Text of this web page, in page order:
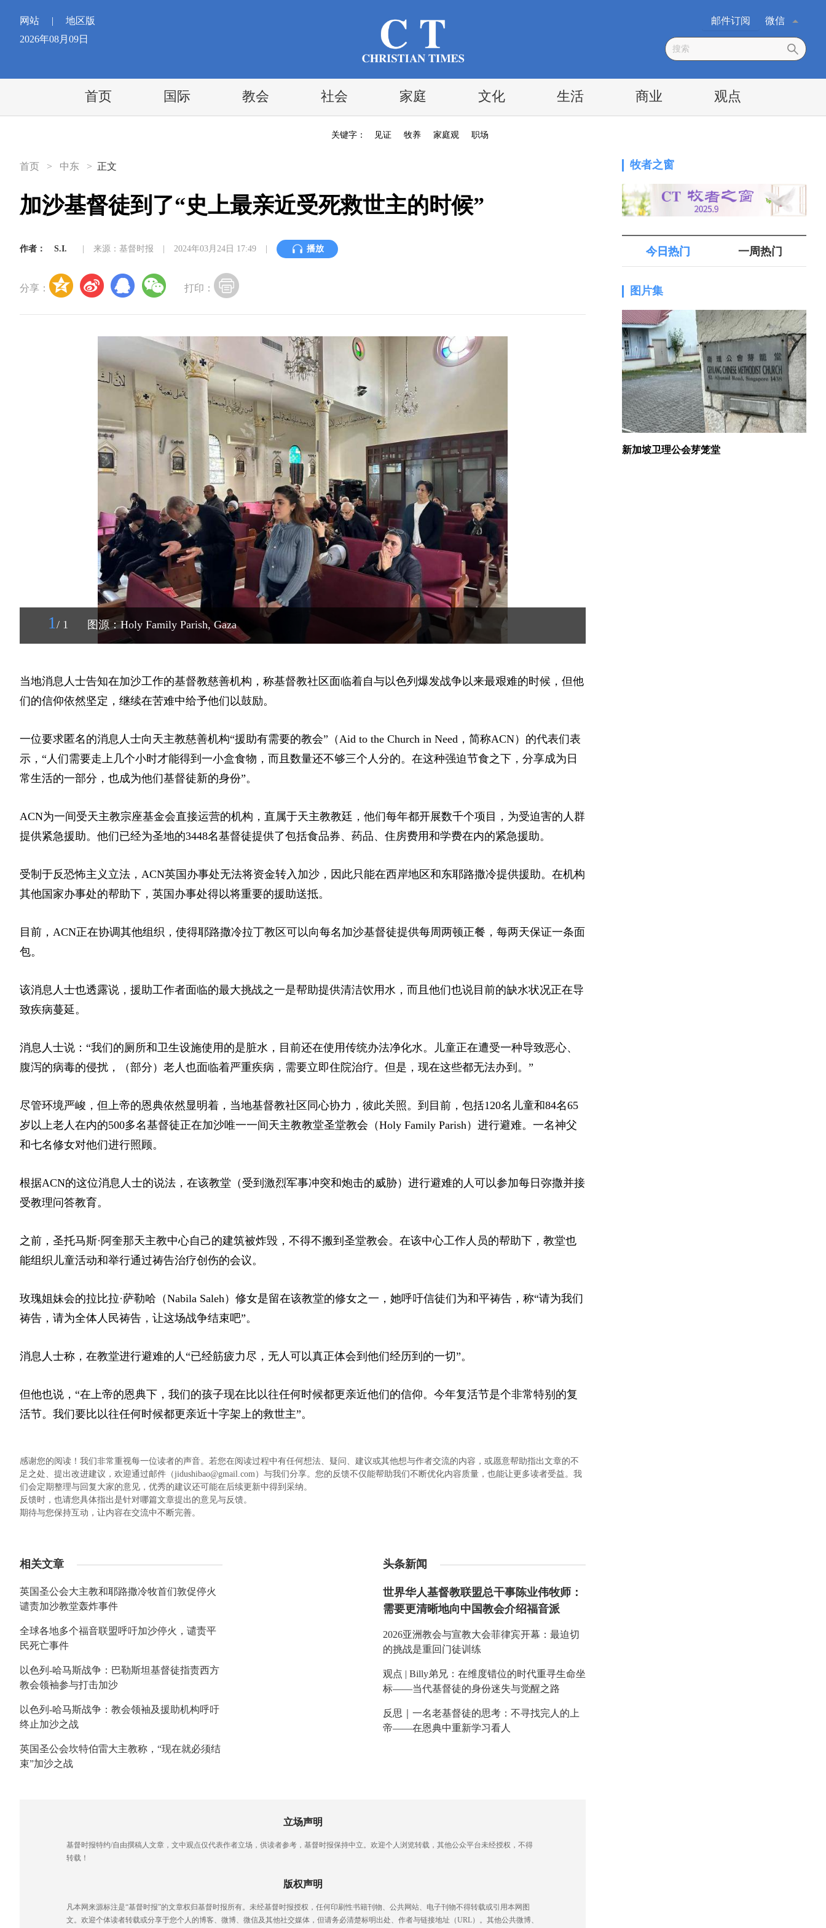
网站 |
地区版
2026年08月09日
微信
邮件订阅
首页 国际 教会 社会 家庭 文化 生活 商业 观点
关键字： 见证 牧养 家庭观 职场
首页 > 中东 > 正文
加沙基督徒到了“史上最亲近受死救世主的时候”
作者： S.I. 来源：基督时报 2024年03月24日 17:49 播放
分享： 打印：
1 / 1 图源：Holy Family Parish, Gaza
当地消息人士告知在加沙工作的基督教慈善机构，称基督教社区面临着自与以色列爆发战争以来最艰难的时候，但他
们的信仰依然坚定，继续在苦难中给予他们以鼓励。
一位要求匿名的消息人士向天主教慈善机构“援助有需要的教会” （Aid to the Church in Need，简称ACN） 的代表们表
示，“人们需要走上几个小时才能得到一小盒食物，而且数量还不够三个人分的。在这种强迫节食之下，分享成为日
常生活的一部分，也成为他们基督徒新的身份”。
ACN为一间受天主教宗座基金会直接运营的机构，直属于天主教教廷，他们每年都开展数千个项目，为受迫害的人群
提供紧急援助。他们已经为圣地的3448名基督徒提供了包括食品券、药品、住房费用和学费在内的紧急援助。
受制于反恐怖主义立法，ACN英国办事处无法将资金转入加沙，因此只能在西岸地区和东耶路撒冷提供援助。在机构
其他国家办事处的帮助下，英国办事处得以将重要的援助送抵。
目前，ACN正在协调其他组织，使得耶路撒冷拉丁教区可以向每名加沙基督徒提供每周两顿正餐，每两天保证一条面
包。
该消息人士也透露说，援助工作者面临的最大挑战之一是帮助提供清洁饮用水，而且他们也说目前的缺水状况正在导
致疾病蔓延。
消息人士说：“我们的厕所和卫生设施使用的是脏水，目前还在使用传统办法净化水。儿童正在遭受一种导致恶心、
腹泻的病毒的侵扰，（部分）老人也面临着严重疾病，需要立即住院治疗。但是，现在这些都无法办到。”
尽管环境严峻，但上帝的恩典依然显明着，当地基督教社区同心协力，彼此关照。到目前，包括120名儿童和84名65
岁以上老人在内的500多名基督徒正在加沙唯一一间天主教教堂圣堂教会 （Holy Family Parish） 进行避难。一名神父
和七名修女对他们进行照顾。
根据ACN的这位消息人士的说法，在该教堂（受到激烈军事冲突和炮击的威胁）进行避难的人可以参加每日弥撒并接
受教理问答教育。
之前，圣托马斯·阿奎那天主教中心自己的建筑被炸毁，不得不搬到圣堂教会。在该中心工作人员的帮助下，教堂也
能组织儿童活动和举行通过祷告治疗创伤的会议。
玫瑰姐妹会的拉比拉·萨勒哈 （Nabila Saleh） 修女是留在该教堂的修女之一，她呼吁信徒们为和平祷告，称“请为我们
祷告，请为全体人民祷告，让这场战争结束吧”。
消息人士称，在教堂进行避难的人“已经筋疲力尽，无人可以真正体会到他们经历到的一切”。
但他也说，“在上帝的恩典下，我们的孩子现在比以往任何时候都更亲近他们的信仰。今年复活节是个非常特别的复
活节。我们要比以往任何时候都更亲近十字架上的救世主”。
感谢您的阅读！我们非常重视每一位读者的声音。若您在阅读过程中有任何想法、疑问、建议或其他想与作者交流的内容，或愿意帮助指出文章的不
足之处、提出改进建议，欢迎通过邮件（jidushibao@gmail.com）与我们分享。您的反馈不仅能帮助我们不断优化内容质量，也能让更多读者受益。我
们会定期整理与回复大家的意见，优秀的建议还可能在后续更新中得到采纳。
反馈时，也请您具体指出是针对哪篇文章提出的意见与反馈。
期待与您保持互动，让内容在交流中不断完善。
相关文章
英国圣公会大主教和耶路撒冷牧首们敦促停火
谴责加沙教堂轰炸事件
全球各地多个福音联盟呼吁加沙停火，谴责平
民死亡事件
以色列-哈马斯战争：巴勒斯坦基督徒指责西方
教会领袖参与打击加沙
以色列-哈马斯战争：教会领袖及援助机构呼吁
终止加沙之战
英国圣公会坎特伯雷大主教称，“现在就必须结
束”加沙之战
头条新闻
世界华人基督教联盟总干事陈业伟牧师：
需要更清晰地向中国教会介绍福音派
2026亚洲教会与宣教大会菲律宾开幕：最迫切
的挑战是重回门徒训练
观点 | Billy弟兄：在维度错位的时代重寻生命坐
标——当代基督徒的身份迷失与觉醒之路
反思｜一名老基督徒的思考：不寻找完人的上
帝——在恩典中重新学习看人
立场声明
基督时报特约/自由撰稿人文章，文中观点仅代表作者立场，供读者参考，基督时报保持中立。欢迎个人浏览转载，其他公众平台未经授权，不得
转载！
版权声明
凡本网来源标注是“基督时报”的文章权归基督时报所有。未经基督时报授权，任何印刷性书籍刊物、公共网站、电子刊物不得转载或引用本网图
文。欢迎个体读者转载或分享于您个人的博客、微博、微信及其他社交媒体，但请务必清楚标明出处、作者与链接地址（URL）。其他公共微博、
牧者之窗
今日热门 一周热门
图片集
新加坡卫理公会芽笼堂